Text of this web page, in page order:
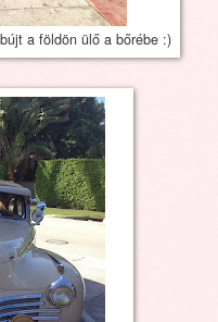
a földön ülő a bőrébe :)